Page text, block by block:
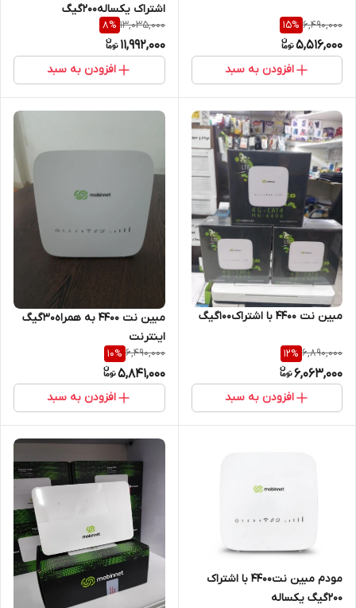
6,490,000
15%
5,516,000
افزودن به سبد
اشتراک یکساله۲۰۰گیگ
13,035,000
8%
11,992,000
افزودن به سبد
مبین نت 4400 با اشتراک۱۰۰گیگ
6,890,000
12%
6,063,000
افزودن به سبد
مبین نت 4400 به همراه30گیگ
اینترنت
6,490,000
10%
5,841,000
افزودن به سبد
مودم مبین نت4400 با اشتراک
۲۰۰گیگ یکساله